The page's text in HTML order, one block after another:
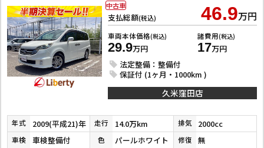
支払総額(税込) 46.9万円
車両本体価格(税込)
29.9万円
諸費用(税込)
17万円
法定整備：整備付
保証付 (1ヶ月・1000km )
中古車
久米窪田店
年式 2009(平成21)年 走行 14.0万km 排気 2000cc
車検 車検整備付 色 パールホワイト 修復 無